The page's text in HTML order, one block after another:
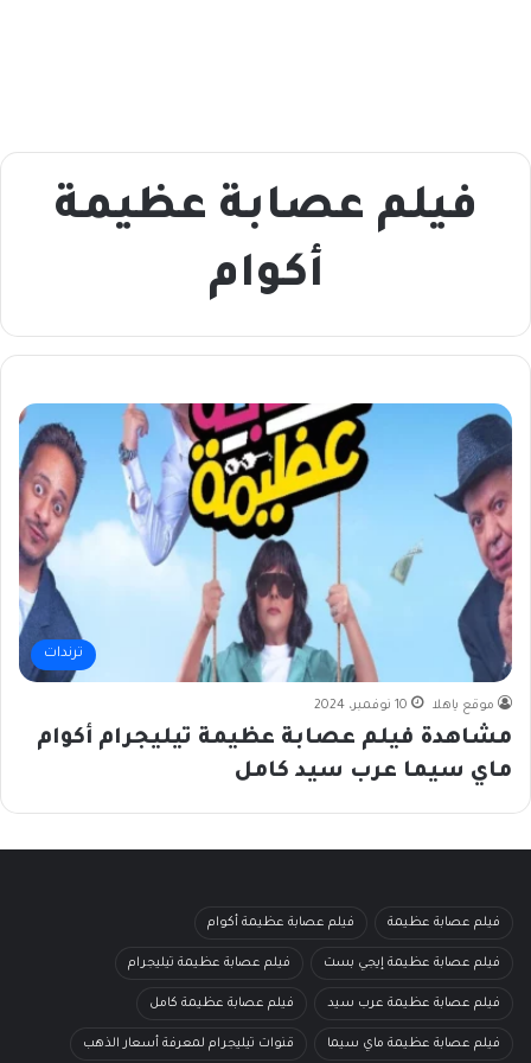
فيلم عصابة عظيمة
أكوام
ترندات
موقع ياهلا 10 نوفمبر، 2024
مشاهدة فيلم عصابة عظيمة تيليجرام أكوام
ماي سيما عرب سيد كامل
فيلم عصابة عظيمة فيلم عصابة عظيمة أكوام
فيلم عصابة عظيمة إيجي بست فيلم عصابة عظيمة تيليجرام
فيلم عصابة عظيمة عرب سيد فيلم عصابة عظيمة كامل
فيلم عصابة عظيمة ماي سيما قنوات تيليجرام لمعرفة أسعار الذهب